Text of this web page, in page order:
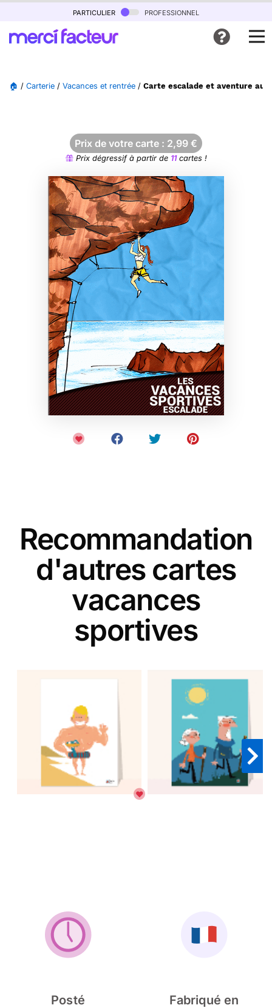
particulier professionnel
🏠 / Carterie / Vacances et rentrée / Carte escalade et aventure au
Prix de votre carte : 2,99 €
Prix dégressif à partir de 11cartes !
Recommandation
d'autres cartes
vacances
sportives
Posté
Fabriqué en